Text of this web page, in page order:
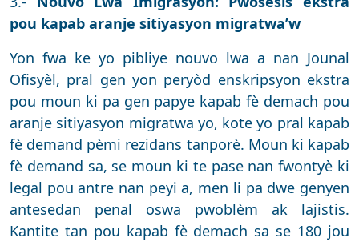
pou kapab aranje sitiyasyon migratwa’w
Yon fwa ke yo pibliye nouvo lwa a nan Jounal
Ofisyèl, pral gen yon peryòd enskripsyon ekstra
pou moun ki pa gen papye kapab fè demach pou
aranje sitiyasyon migratwa yo, kote yo pral kapab
fè demand pèmi rezidans tanporè. Moun ki kapab
fè demand sa, se moun ki te pase nan fwontyè ki
legal pou antre nan peyi a, men li pa dwe genyen
antesedan penal oswa pwoblèm ak lajistis.
Kantite tan pou kapab fè demach sa se 180 jou